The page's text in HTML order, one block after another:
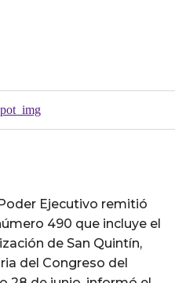
Ejecutivo remitió
490 que incluye el
de San Quintín,
del Congreso del